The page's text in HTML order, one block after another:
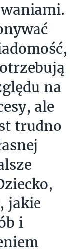
na
ale
trudno
jakie
i